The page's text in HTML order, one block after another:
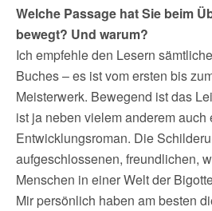
Welche Passage hat Sie beim
bewegt? Und warum?
Ich empfehle den Lesern
Buches – es ist vom ersten bis
Meisterwerk. Bewegend ist das
ist ja neben vielem anderem auch
Entwicklungsroman. Die
aufgeschlossenen, freundlichen,
Menschen in einer Welt der
Mir persönlich haben am besten